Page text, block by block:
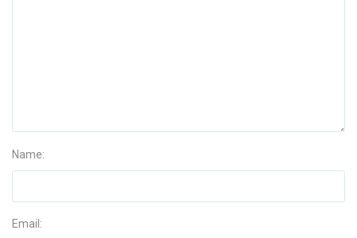
Name:
Email: